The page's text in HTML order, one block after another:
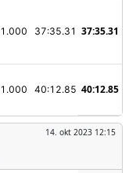
1.000 37:35.31 37:35.31
1.000 40:12.85 40:12.85
14. okt 2023 12:15